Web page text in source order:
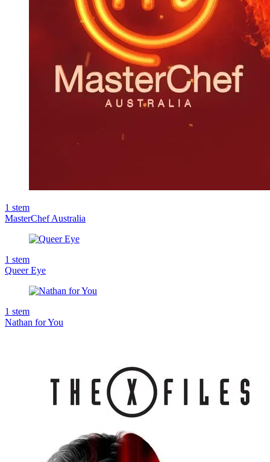
1 stem
MasterChef Australia
1 stem
Queer Eye
1 stem
Nathan for You